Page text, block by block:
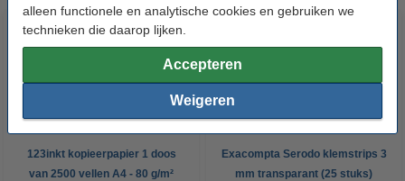
alleen functionele en analytische cookies en gebruiken we
technieken die daarop lijken.
Accepteren
Weigeren
123inkt kopieerpapier 1 doos
van 2500 vellen A4 - 80 g/m²
Exacompta Serodo klemstrips 3
mm transparant (25 stuks)